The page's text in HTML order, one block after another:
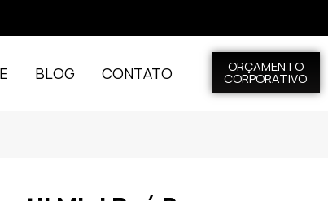
BLOG CONTATO ORÇAMENTO
CORPORATIVO